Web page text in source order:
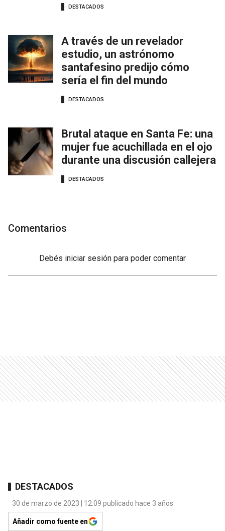
DESTACADOS
A través de un revelador
estudio, un astrónomo
santafesino predijo cómo
sería el fin del mundo
DESTACADOS
Brutal ataque en Santa Fe: una
mujer fue acuchillada en el ojo
durante una discusión callejera
DESTACADOS
Comentarios
Debés iniciar sesión para poder comentar
DESTACADOS
30 de marzo de 2023 | 12:09 publicado hace 3 años
Añadir como fuente en